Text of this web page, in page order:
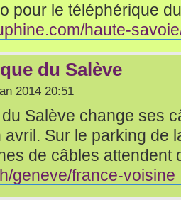
pour le téléphérique
haute-
du Salève
2014 20:51
Salève change ses
avril. Sur le parking de
de câbles attendent
geneve/france-voisine